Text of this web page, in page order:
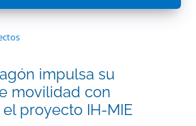
impulsa su
movilidad con
proyecto IH-MIE